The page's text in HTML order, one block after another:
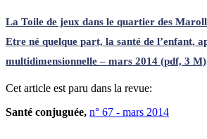
La Toile de jeux dans le quartier des
Etre né quelque part, la santé de l’enfant,
multidimensionnelle – mars 2014 (pdf, 3 M)
Cet article est paru dans la revue:
Santé conjuguée, n° 67 - mars 2014